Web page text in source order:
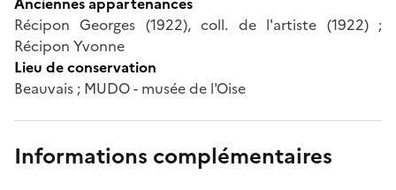
Récipon Georges (1922), coll. de l'artiste (1922) ;
Récipon Yvonne
Lieu de conservation
Beauvais ; MUDO - musée de l'Oise
Informations complémentaires